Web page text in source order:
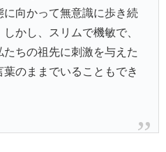
向かって無意識に歩き続
かし、スリムで機敏で、
ちの祖先に刺激を与えた
葉のままでいることもでき